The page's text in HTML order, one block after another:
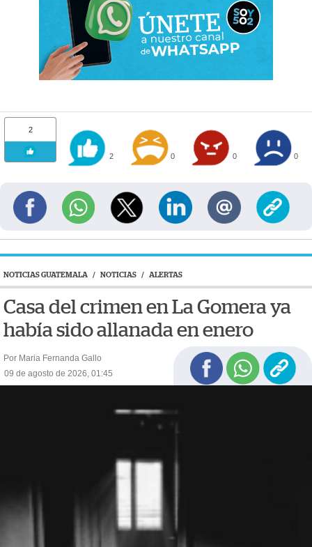
2
2 0 0 0
NOTICIAS GUATEMALA / NOTICIAS / ALERTAS
Casa del crimen en La Gomera ya
había sido allanada en enero
Por Maria Fernanda Gallo
09 de agosto de 2026, 01:45